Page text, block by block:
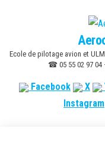
content
Ecole de pilotage avion et
☎ 05 55 02 97 04
Facebook X
Instagram